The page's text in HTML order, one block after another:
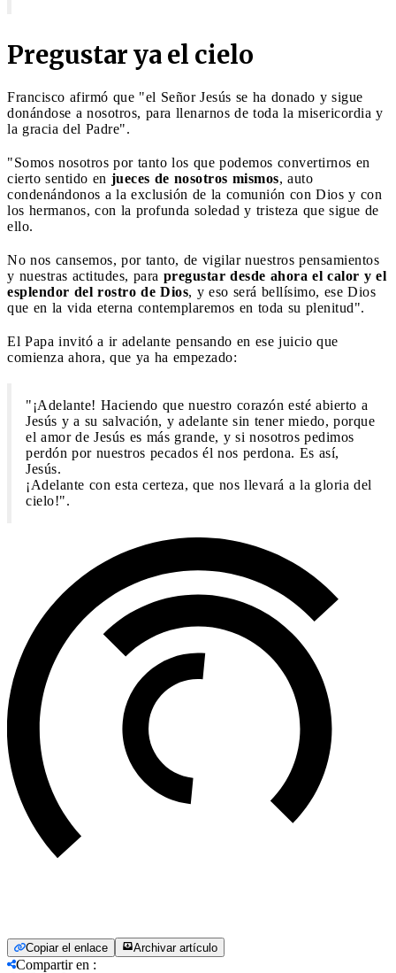
Pregustar ya el cielo
Francisco afirmó que "el Señor Jesús se ha donado y sigue
donándose a nosotros, para llenarnos de toda la misericordia y
la gracia del Padre".
"Somos nosotros por tanto los que podemos convertirnos en
cierto sentido en jueces de nosotros mismos, auto
condenándonos a la exclusión de la comunión con Dios y con
los hermanos, con la profunda soledad y tristeza que sigue de
ello.
No nos cansemos, por tanto, de vigilar nuestros pensamientos
y nuestras actitudes, para pregustar desde ahora el calor y el
esplendor del rostro de Dios, y eso será bellísimo, ese Dios
que en la vida eterna contemplaremos en toda su plenitud".
El Papa invitó a ir adelante pensando en ese juicio que
comienza ahora, que ya ha empezado:
"¡Adelante! Haciendo que nuestro corazón esté abierto a
Jesús y a su salvación, y adelante sin tener miedo, porque
el amor de Jesús es más grande, y si nosotros pedimos
perdón por nuestros pecados él nos perdona. Es así,
Jesús.
¡Adelante con esta certeza, que nos llevará a la gloria del
cielo!".
Copiar el enlace Archivar artículo
Compartir en :